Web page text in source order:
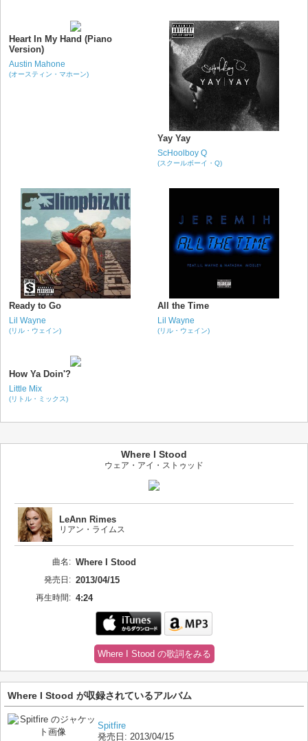
Heart In My Hand (Piano
Version)
Austin Mahone
(オースティン・マホーン)
Yay Yay
ScHoolboy Q
(スクールボーイ・Q)
Ready to Go
Lil Wayne
(リル・ウェイン)
All the Time
Lil Wayne
(リル・ウェイン)
How Ya Doin'?
Little Mix
(リトル・ミックス)
Where I Stood
ウェア・アイ・ストゥッド
LeAnn Rimes
リアン・ライムス
曲名: Where I Stood
発売日: 2013/04/15
再生時間: 4:24
Where I Stood の歌詞をみる
Where I Stood が収録されているアルバム
Spitfire
発売日: 2013/04/15